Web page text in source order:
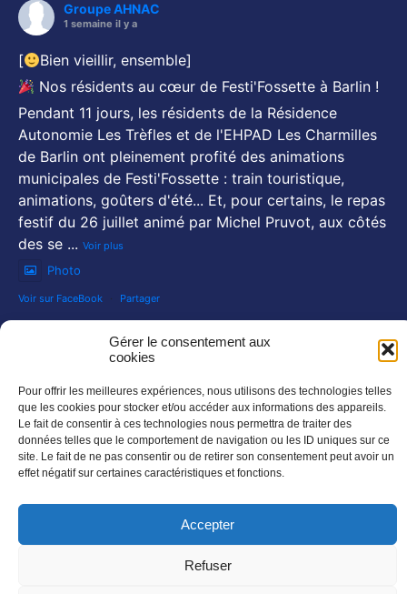
Gérer le consentement aux
cookies
Pour offrir les meilleures expériences, nous utilisons des technologies telles
que les cookies pour stocker et/ou accéder aux informations des appareils.
Le fait de consentir à ces technologies nous permettra de traiter des
données telles que le comportement de navigation ou les ID uniques sur ce
site. Le fait de ne pas consentir ou de retirer son consentement peut avoir un
effet négatif sur certaines caractéristiques et fonctions.
Accepter
Refuser
Groupe AHNAC
1 semaine il y a
[
Bien vieillir, ensemble]
Nos résidents au cœur de Festi'Fossette à Barlin !
Pendant 11 jours, les résidents de la Résidence
Autonomie Les Trèfles et de l'EHPAD Les Charmilles
de Barlin ont pleinement profité des animations
municipales de Festi'Fossette : train touristique,
animations, goûters d'été... Et, pour certains, le repas
festif du 26 juillet animé par Michel Pruvot, aux côtés
des se ... Voir plus
Photo
Voir sur FaceBook · Partager
NOS NEWSLETTERS :
SUIVEZ NOUS SUR :
©AUDACE – Tout droit réservé